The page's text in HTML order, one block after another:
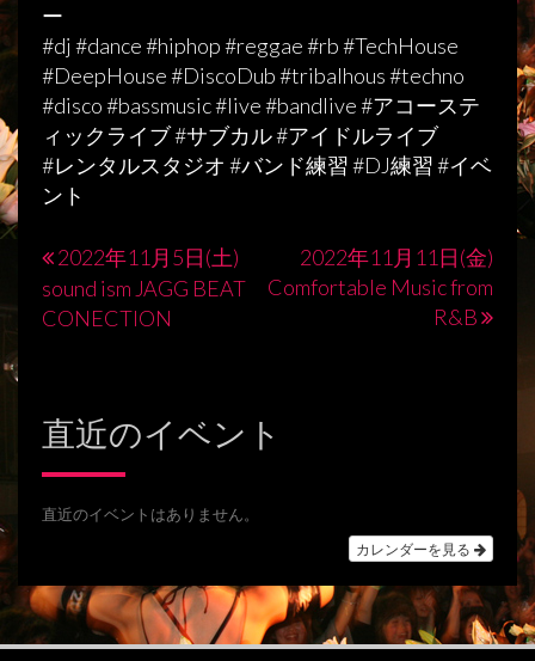
ー
#dj #dance #hiphop #reggae #rb #TechHouse
#DeepHouse #DiscoDub #tribalhous #techno
#disco #bassmusic #live #bandlive #アコーステ
ィックライブ #サブカル #アイドルライブ
#レンタルスタジオ #バンド練習 #DJ練習 #イベ
ント
投
稿
ゲ
ー
シ
ン
2022年11月5日(土)
sound ism JAGG BEAT
CONECTION
2022年11月11日(金)
Comfortable Music from
R&B
直近のイベント
直近のイベントはありません。
カレンダーを見る